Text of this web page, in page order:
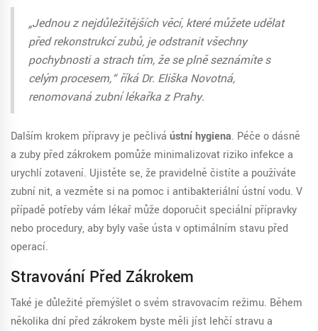
„Jednou z nejdůležitějších věcí, které můžete udělat
před rekonstrukcí zubů, je odstranit všechny
pochybnosti a strach tím, že se plně seznámíte s
celým procesem,“ říká Dr. Eliška Novotná,
renomovaná zubní lékařka z Prahy.
Dalším krokem přípravy je pečlivá ústní hygiena. Péče o dásně
a zuby před zákrokem pomůže minimalizovat riziko infekce a
urychlí zotavení. Ujistěte se, že pravidelně čistíte a používáte
zubní nit, a vezměte si na pomoc i antibakteriální ústní vodu. V
případě potřeby vám lékař může doporučit speciální přípravky
nebo procedury, aby byly vaše ústa v optimálním stavu před
operací.
Stravování Před Zákrokem
Také je důležité přemýšlet o svém stravovacím režimu. Během
několika dní před zákrokem byste měli jíst lehčí stravu a